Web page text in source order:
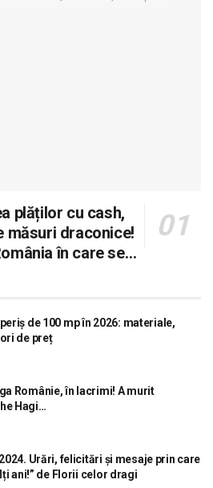
plăților cu cash,
măsuri draconice!
în care se
0 carne, 0
de 100 mp în 2026: materiale,
de preț
Românie, în lacrimi! A murit
Hagi…
Urări, felicitări și mesaje prin care
ani!” de Florii celor dragi